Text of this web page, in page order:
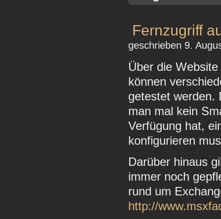
Fernzugriff
geschrieben 9.
Über die Website
können
getestet werden.
man mal kein
Verfügung hat,
konfigurieren
Darüber hinaus
immer noch
rund um
http://